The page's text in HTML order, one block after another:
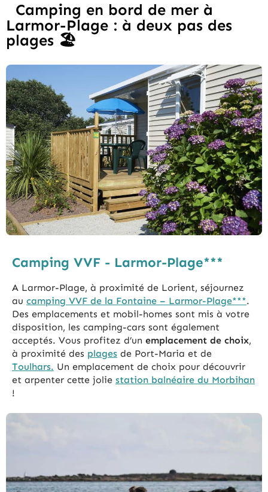
Camping en bord de mer à
Larmor-Plage : à deux pas des
plages 🏖️
Camping VVF - Larmor-Plage***
A Larmor-Plage, à proximité de Lorient, séjournez
au camping VVF de la Fontaine – Larmor-Plage***.
Des emplacements et mobil-homes sont mis à votre
disposition, les camping-cars sont également
acceptés. Vous profitez d’un emplacement de choix,
à proximité des plages de Port-Maria et de
Toulhars. Un emplacement de choix pour découvrir
et arpenter cette jolie station balnéaire du Morbihan
!